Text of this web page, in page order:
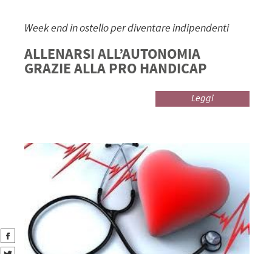
Week end in ostello per diventare indipendenti
ALLENARSI ALL’AUTONOMIA
GRAZIE ALLA PRO HANDICAP
Leggi